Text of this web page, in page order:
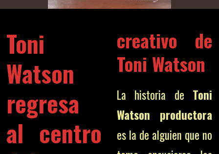
Toni
Watson
regresa
al centro
creativo de
Toni Watson
La historia de Toni
Watson productora
es la de alguien que no